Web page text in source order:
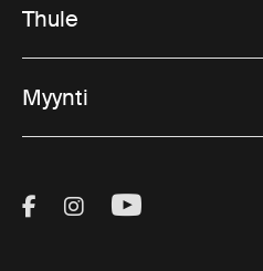
Thule
Myynti
Visit Thule on
Visit Thule on
Visit Thule